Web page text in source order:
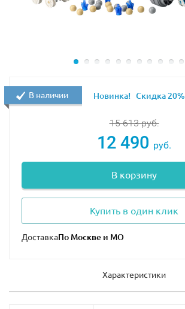
15 613руб.
12 490 руб.
В корзину
Купить в один клик
Доставка
В наличии Новинка! Скидка 20%
Характеристики